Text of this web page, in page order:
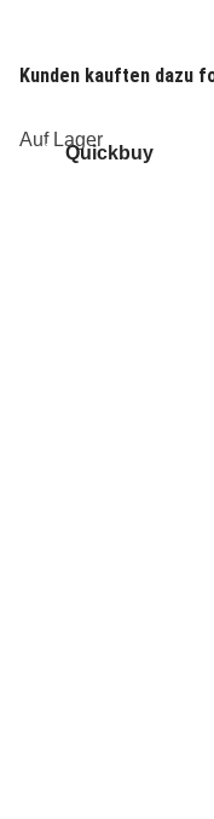
Kunden kauften dazu
Quickbuy
Auf Lager